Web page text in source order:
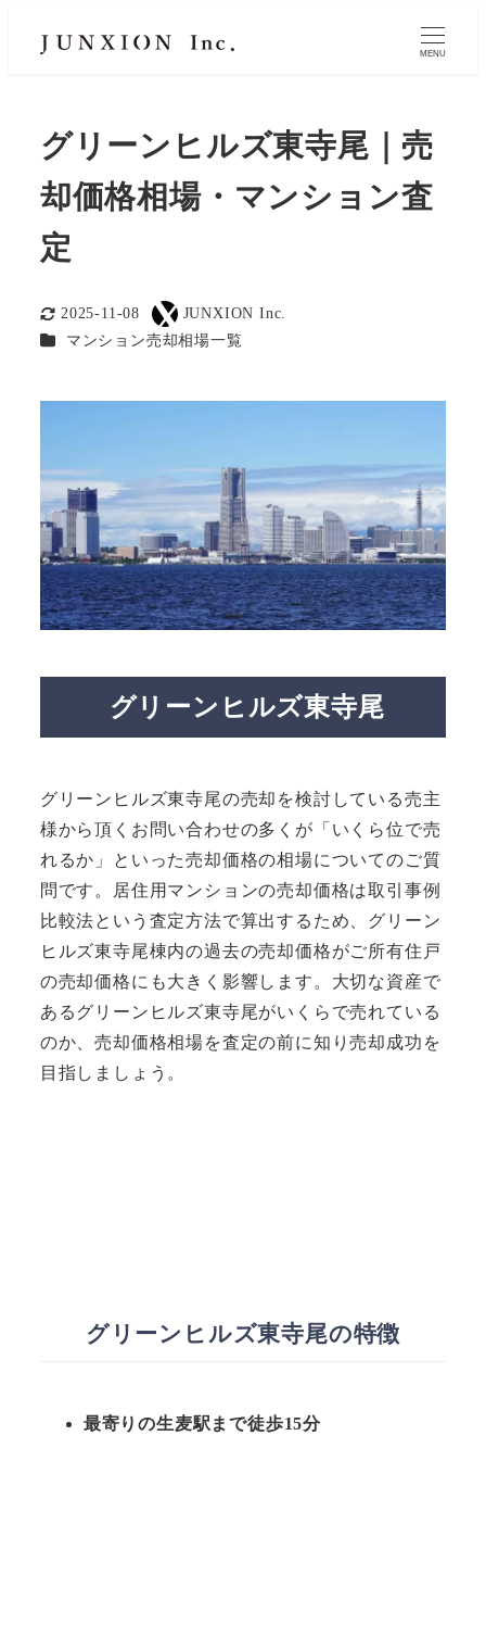
MENU
グリーンヒルズ東寺尾｜売
却価格相場・マンション査
定
更新日
2025-11-08
著
者
JUNXION Inc.
カテゴリー
マンション売却相場一覧
グリーンヒルズ東寺尾
グリーンヒルズ東寺尾の売却を検討している売主
様から頂くお問い合わせの多くが「いくら位で売
れるか」といった売却価格の相場についてのご質
問です。居住用マンションの売却価格は取引事例
比較法という査定方法で算出するため、グリーン
ヒルズ東寺尾棟内の過去の売却価格がご所有住戸
の売却価格にも大きく影響します。大切な資産で
あるグリーンヒルズ東寺尾がいくらで売れている
のか、売却価格相場を査定の前に知り売却成功を
目指しましょう。
グリーンヒルズ東寺尾の特徴
最寄りの生麦駅まで徒歩15分